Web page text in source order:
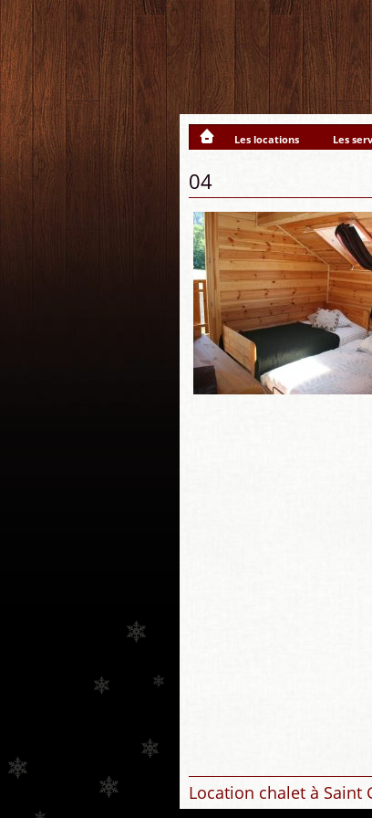
Les locations Les
04
Location chalet à Saint